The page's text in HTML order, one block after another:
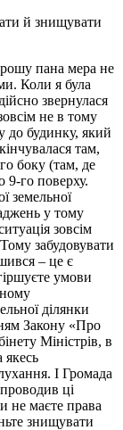
пана мера не
Коли я була
звернулася
не в тому
до будинку, який
там,
боку (там, де
9-го поверху.
земельної
у тому
зовсім
забудовувати
– це є
умови
ділянки
Закону «Про
Міністрів, в
якесь
І Громада
ці
не маєте права
знищувати